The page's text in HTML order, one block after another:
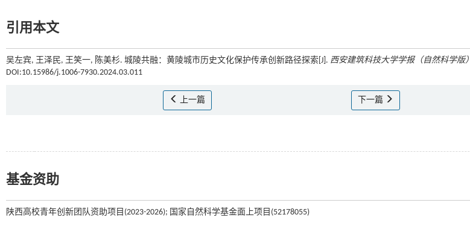
引用本文
吴左宾, 王泽民, 王笑一, 陈美杉. 城陵共融：黄陵城市历史文化保护传承创新路径探索[J]. 西安建筑科技大学学报（自然科学版）
DOI:10.15986/j.1006-7930.2024.03.011
上一篇 下一篇
基金资助
陕西高校青年创新团队资助项目(2023-2026); 国家自然科学基金面上项目(52178055)